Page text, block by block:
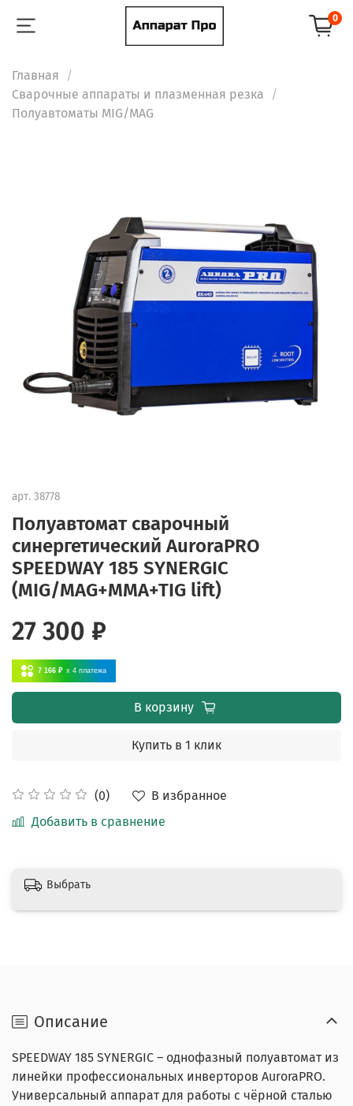
0
Главная
Сварочные аппараты и плазменная резка
Полуавтоматы MIG/MAG
арт. 38778
Полуавтомат сварочный
синергетический AuroraPRO
SPEEDWAY 185 SYNERGIC
(MIG/MAG+MMA+TIG lift)
(0)
В избранное
Добавить в сравнение
27 300 ₽
7 166 ₽ x 4 платежа
В корзину
Купить в 1 клик
Выбрать
Описание
SPEEDWAY 185 SYNERGIC – однофазный полуавтомат из
линейки профессиональных инверторов AuroraPRO.
Универсальный аппарат для работы с чёрной сталью